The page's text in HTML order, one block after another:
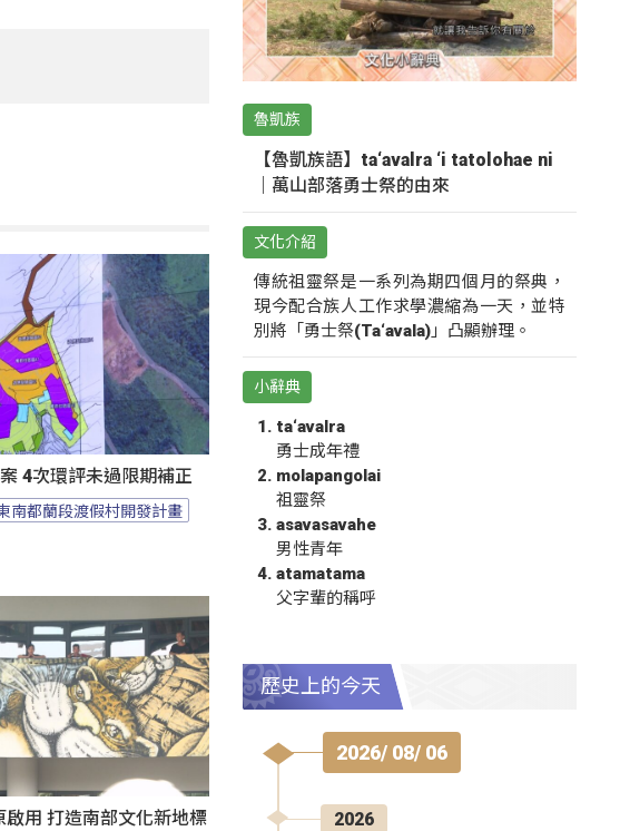
4次環評未過限期補正
南都蘭段渡假村開發計畫
用 打造南部文化新地標
魯凱族
【魯凱族語】ta‘avalra ‘i tatolohae ni
｜萬山部落勇士祭的由來
文化介紹
傳統祖靈祭是一系列為期四個月的祭典，
現今配合族人工作求學濃縮為一天，並特
別將「勇士祭(Ta‘avala)」凸顯辦理。
小辭典
ta‘avalra
勇士成年禮
molapangolai
祖靈祭
asavasavahe
男性青年
atamatama
父字輩的稱呼
歷史上的今天
2026/ 08/ 06
2026